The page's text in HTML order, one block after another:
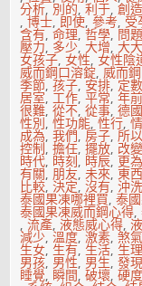
看！
分析, 別的,利于,創
,博士, 即使,參考, 受
含有,命理,哲學, 問
壓力, 多少,大增,大
女孩子,女性,女性陰
威而鋼口溶錠,威而
季節,孩子, 安排, 定
居室,工作,平常,年
很難,從不,從事,德
性別,性功能,性行,
成為,我們,房子,所
控制,擔任,擺放, 改
時代, 時刻, 時辰, 更
有關,朋友,未來,東
比較,決定,沒有,沖
泰國果凍哪裡買,泰
泰國果凍威而鋼心得,
,流產,液態威心得,
減少,溫度,激素,煞
生女,生有,生活,生
男孩, 男性, 男生,發
睡覺, 瞬間,破壞,硬